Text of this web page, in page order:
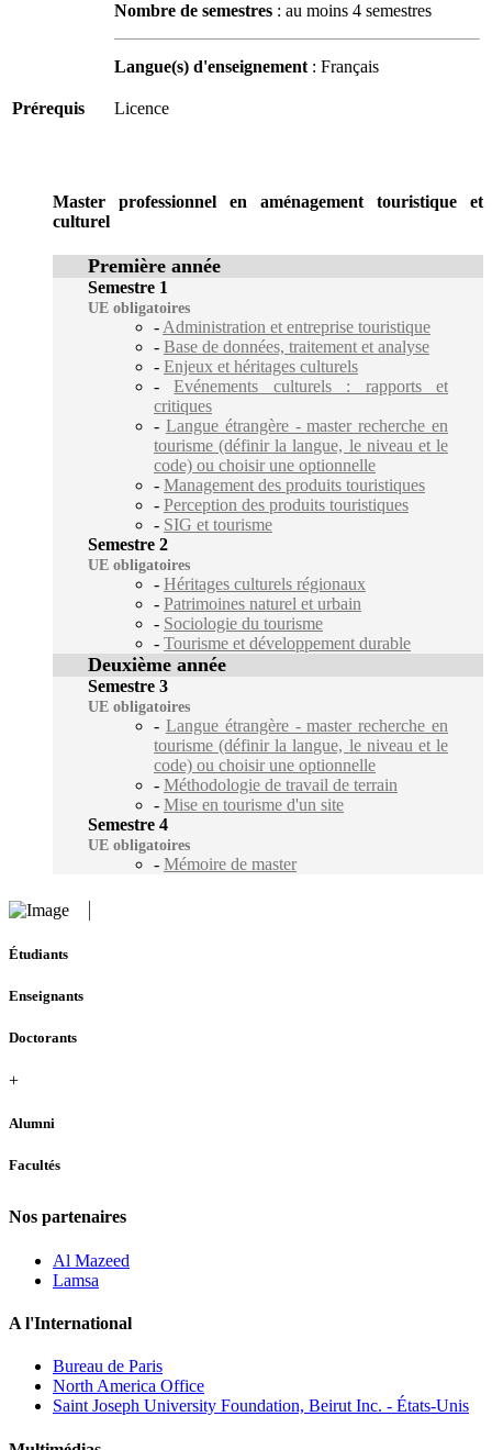
Nombre de semestres : au moins 4 semestres
Langue(s) d'enseignement: Français
Prérequis Licence
Master professionnel en aménagement touristique et
culturel
Première année
Semestre 1
UE obligatoires
- Administration et entreprise touristique
- Base de données, traitement et analyse
- Enjeux et héritages culturels
-Evénements culturels : rapports et
critiques
- Langue étrangère - master recherche en
tourisme (définir la langue, le niveau et le
code) ou choisir une optionnelle
- Management des produits touristiques
- Perception des produits touristiques
- SIG et tourisme
Semestre 2
UE obligatoires
- Héritages culturels régionaux
- Patrimoines naturel et urbain
- Sociologie du tourisme
- Tourisme et développement durable
Deuxième année
Semestre 3
UE obligatoires
- Langue étrangère - master recherche en
tourisme (définir la langue, le niveau et le
code) ou choisir une optionnelle
- Méthodologie de travail de terrain
- Mise en tourisme d'un site
Semestre 4
UE obligatoires
- Mémoire de master
Étudiants
Enseignants
Doctorants
+
Alumni
Facultés
Nos partenaires
Al Mazeed
Lamsa
A l'International
Bureau de Paris
North America Office
Saint Joseph University Foundation, Beirut Inc. - États-Unis